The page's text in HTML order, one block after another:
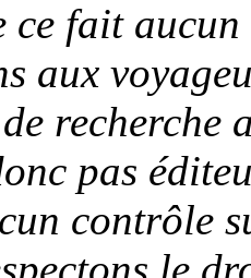
ce fait
aux
recherche
pas
contrôle